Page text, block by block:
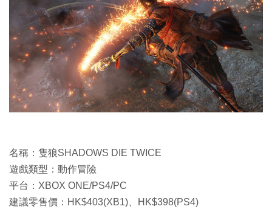
名稱：隻狼SHADOWS DIE TWICE
遊戲類型：動作冒險
平台：XBOX ONE/PS4/PC
建議零售價：HK$403(XB1)、HK$398(PS4)